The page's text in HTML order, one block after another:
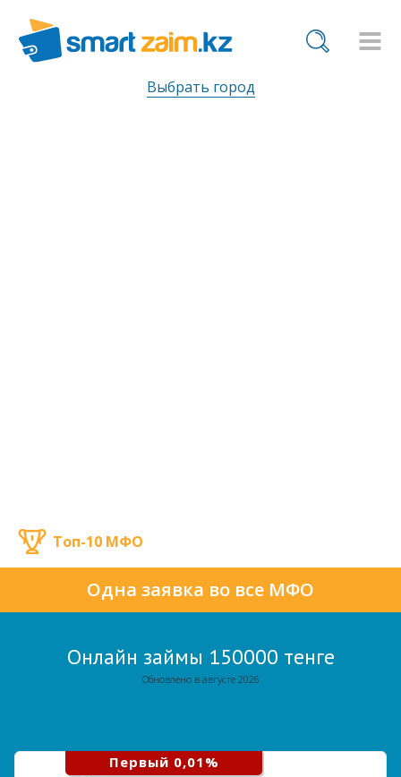
Выбрать город
Одна заявка во все МФО
Топ-10 МФО
Онлайн займы 150000 тенге
Обновлено в августе 2026
Первый 0,01%